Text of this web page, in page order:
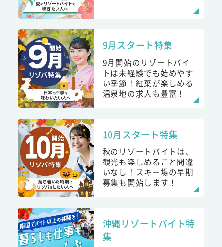
9月スタート特集
9月開始のリゾートバイ
トは未経験でも始めやす
い季節！紅葉が楽しめる
温泉地の求人も豊富！
10月スタート特集
秋のリゾートバイトは、
観光も楽しめること間違
いなし！スキー場の早期
募集も開始します！
沖縄リゾートバイト特
集